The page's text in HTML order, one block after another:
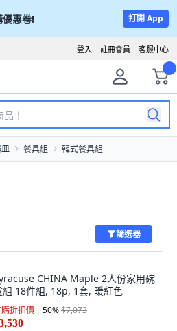
優惠卷! 打開 App
客服中心
註冊會員
登入
餐具組 韓式餐具組
篩選器
CHINA Maple 2人份家用碗
組 18件組, 18p, 1套, 暖紅色
折扣價 50%$7,073